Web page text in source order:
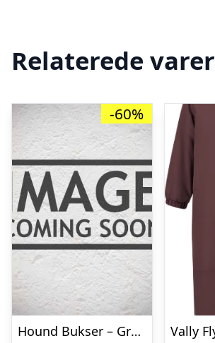
Relaterede varer
-60%
Hound Bukser – Grå m. Hvide Striber